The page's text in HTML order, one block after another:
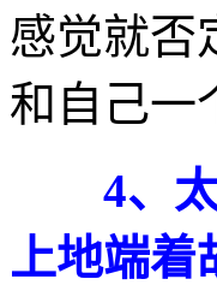
感觉就否
和自己一
4、太
上地端着